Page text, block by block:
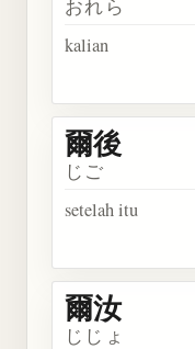
おれら
kalian
爾後
じご
setelah itu
爾汝
じじょ